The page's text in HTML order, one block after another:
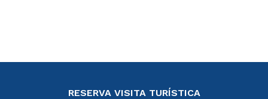
RESERVA VISITA TURÍSTICA